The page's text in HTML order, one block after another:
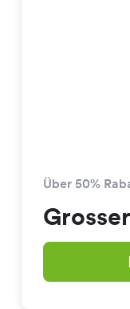
Über 50%